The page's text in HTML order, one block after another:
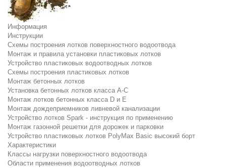
Информация
Инструкции
Схемы построения лотков поверхностного водоотвода
Монтаж и правила установки пластиковых лотков
Устройство пластиковых водоотводных лотков
Схемы построения пластиковых лотков
Монтаж бетонных лотков
Установка бетонных лотков класса A-C
Монтаж лотков бетонных класса D и E
Монтаж дождеприемников ливневой канализации
Устройство лотков Spark - инструкция по применению
Монтаж газонной решетки для дорожек и парковки
Устройство пластиковых лотков PolyMax Basic высокий борт
Характеристики
Классы нагрузки поверхностного водоотвода
Области применения водоотводных лотков